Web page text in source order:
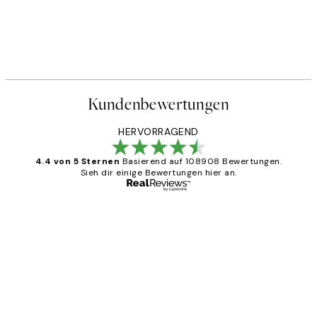
Kundenbewertungen
HERVORRAGEND
4.4 von 5 Sternen Basierend auf 108908 Bewertungen.
Sieh dir einige Bewertungen hier an.